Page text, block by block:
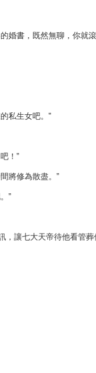
婚書，既然無聊，你就
私生女吧。”
！”
將修為散盡。”
”
讓七大天帝待他看管